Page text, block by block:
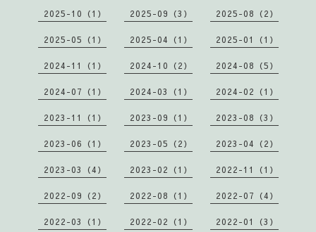
2025-10（1） 2025-09（3） 2025-08（2）
2025-05（1） 2025-04（1） 2025-01（1）
2024-11（1） 2024-10（2） 2024-08（5）
2024-07（1） 2024-03（1） 2024-02（1）
2023-11（1） 2023-09（1） 2023-08（3）
2023-06（1） 2023-05（2） 2023-04（2）
2023-03（4） 2023-02（1） 2022-11（1）
2022-09（2） 2022-08（1） 2022-07（4）
2022-03（1） 2022-02（1） 2022-01（3）